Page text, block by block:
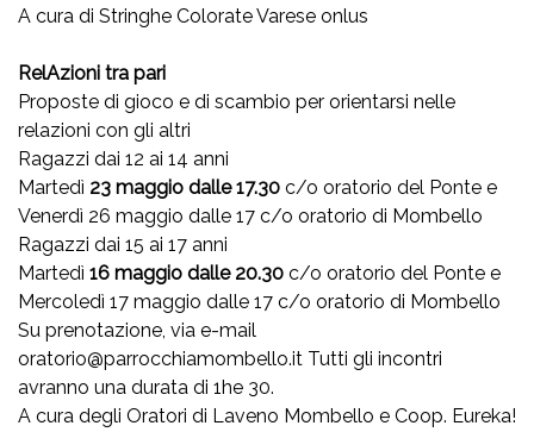
A cura di Stringhe Colorate Varese onlus
RelAzioni tra pari
Proposte di gioco e di scambio per orientarsi nelle
relazioni con gli altri
Ragazzi dai 12 ai 14 anni
Martedì 23 maggio dalle 17.30 c/o oratorio del Ponte e
Venerdì 26 maggio dalle 17 c/o oratorio di Mombello
Ragazzi dai 15 ai 17 anni
Martedì 16 maggio dalle 20.30 c/o oratorio del Ponte e
Mercoledì 17 maggio dalle 17 c/o oratorio di Mombello
Su prenotazione, via e-mail
oratorio@parrocchiamombello.it Tutti gli incontri
avranno una durata di 1he 30.
A cura degli Oratori di Laveno Mombello e Coop. Eureka!